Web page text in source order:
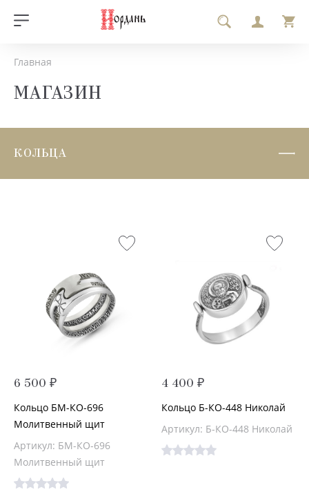
Главная
МАГАЗИН
КОЛЬЦА
6 500 ₽
Кольцо БМ-КО-696
Молитвенный щит
Артикул: БМ-КО-696
Молитвенный щит
4 400 ₽
Кольцо Б-КО-448 Николай
Артикул: Б-КО-448 Николай